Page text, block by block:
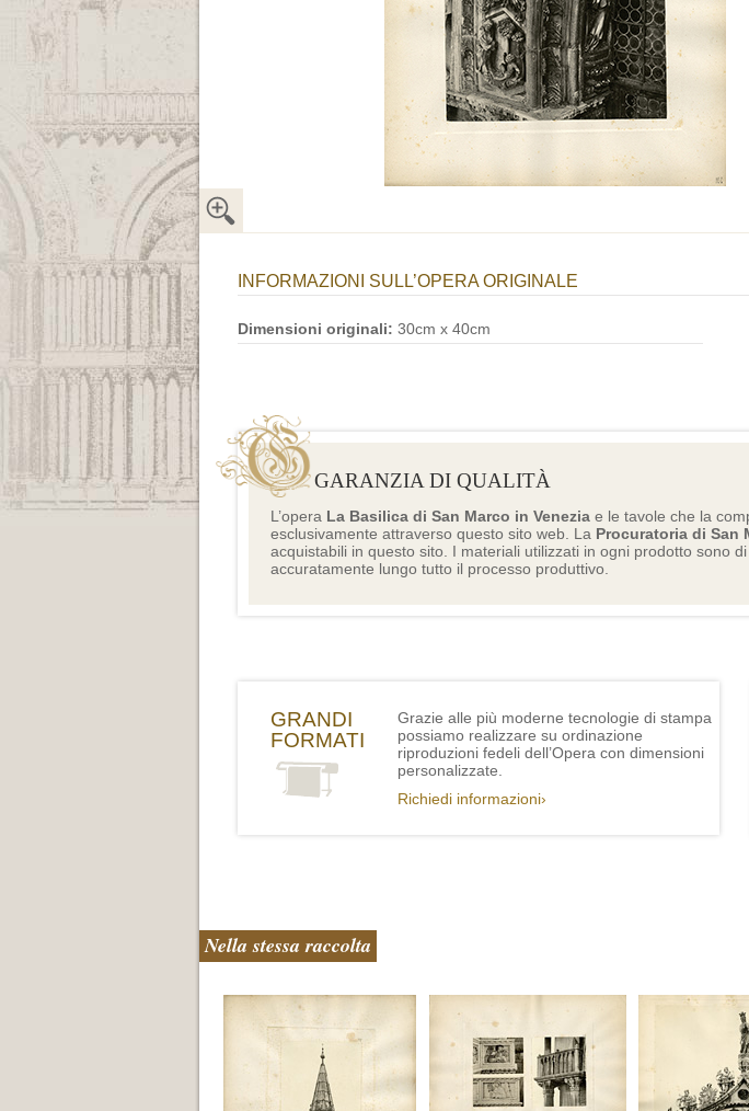
INFORMAZIONI SULL’OPERA ORIGINALE
Dimensioni originali: 30cm x 40cm
GARANZIA DI QUALITÀ
L’opera La Basilica di San Marco in Venezia e le tavole che la
esclusivamente attraverso questo sito web. La Procuratoria di San
acquistabili in questo sito. I materiali utilizzati in ogni prodotto sono
accuratamente lungo tutto il processo produttivo.
GRANDI
FORMATI
Grazie alle più moderne tecnologie di stampa
possiamo realizzare su ordinazione
riproduzioni fedeli dell’Opera con dimensioni
personalizzate.
Richiedi informazioni›
Nella stessa raccolta